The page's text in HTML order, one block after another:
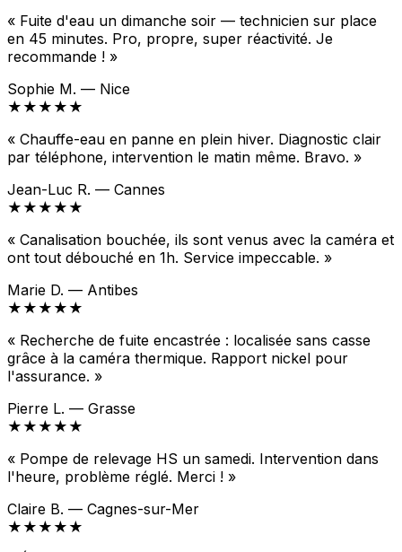
« Fuite d'eau un dimanche soir — technicien sur place
en 45 minutes. Pro, propre, super réactivité. Je
recommande ! »
Sophie M. — Nice
★★★★★
« Chauffe-eau en panne en plein hiver. Diagnostic clair
par téléphone, intervention le matin même. Bravo. »
Jean-Luc R. — Cannes
★★★★★
« Canalisation bouchée, ils sont venus avec la caméra et
ont tout débouché en 1h. Service impeccable. »
Marie D. — Antibes
★★★★★
« Recherche de fuite encastrée : localisée sans casse
grâce à la caméra thermique. Rapport nickel pour
l'assurance. »
Pierre L. — Grasse
★★★★★
« Pompe de relevage HS un samedi. Intervention dans
l'heure, problème réglé. Merci ! »
Claire B. — Cagnes-sur-Mer
★★★★★